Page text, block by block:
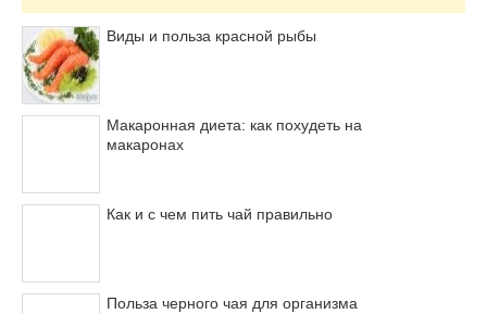
Виды и польза красной рыбы
Макаронная диета: как похудеть на
макаронах
Как и с чем пить чай правильно
Польза черного чая для организма